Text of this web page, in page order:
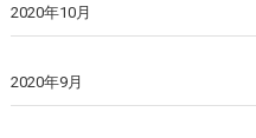
2020年10月
2020年9月